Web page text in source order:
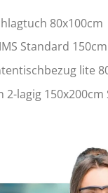
80x100cm
Standard 150cm
lite
2-lagig 150x200cm